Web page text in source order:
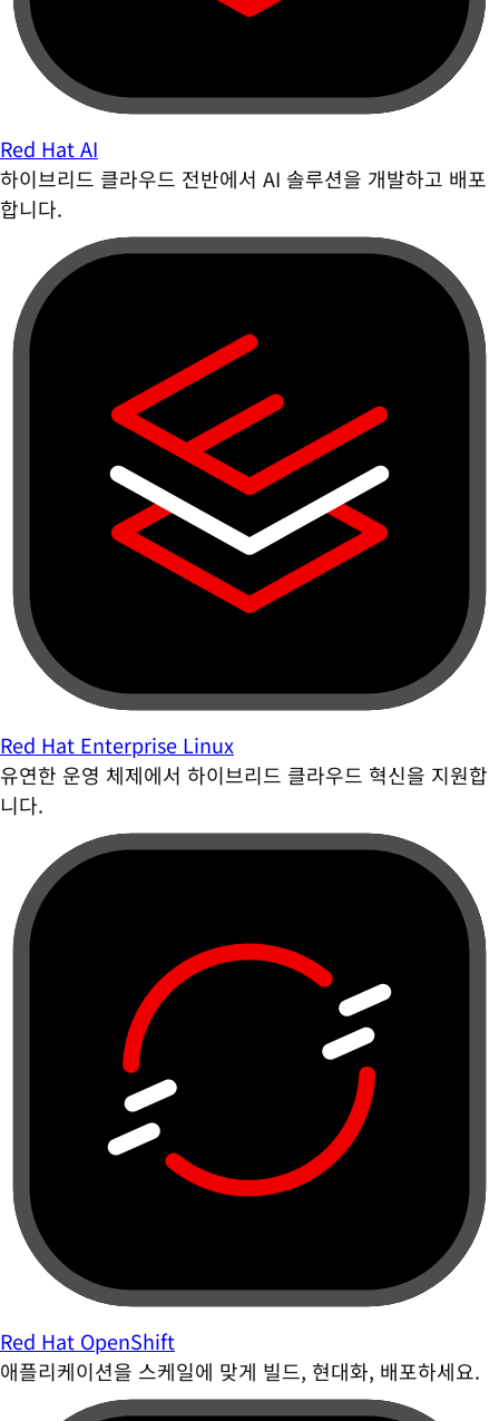
Red Hat AI
하이브리드 클라우드 전반에서 AI 솔루션을 개발하고 배포
합니다.
Red Hat Enterprise Linux
유연한 운영 체제에서 하이브리드 클라우드 혁신을 지원합
니다.
Red Hat OpenShift
애플리케이션을 스케일에 맞게 빌드, 현대화, 배포하세요.